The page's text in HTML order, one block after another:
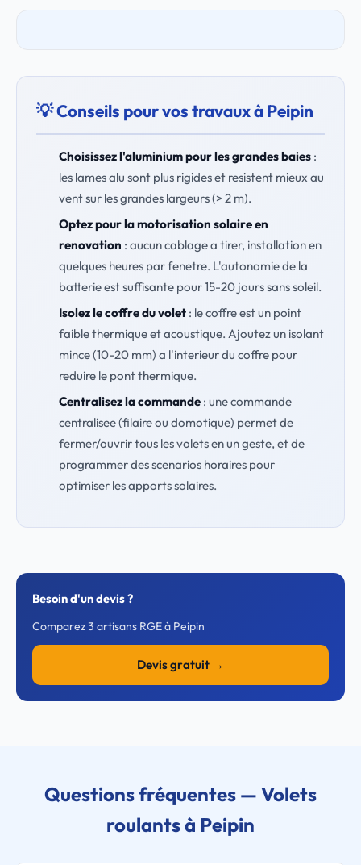
💡 Conseils pour vos travaux à Peipin
Choisissez l'aluminium pour les grandes baies:
les lames alu sont plus rigides et resistent mieux au
vent sur les grandes largeurs (> 2 m).
Optez pour la motorisation solaire en
renovation : aucun cablage a tirer, installation en
quelques heures par fenetre. L'autonomie de la
batterie est suffisante pour 15-20 jours sans soleil.
Isolez le coffre du volet: le coffre est un point
faible thermique et acoustique. Ajoutez un isolant
mince (10-20 mm) a l'interieur du coffre pour
reduire le pont thermique.
Centralisez la commande: une commande
centralisee (filaire ou domotique) permet de
fermer/ouvrir tous les volets en un geste, et de
programmer des scenarios horaires pour
optimiser les apports solaires.
Besoin d'un devis ?
Comparez 3 artisans RGE à Peipin
Devis gratuit →
Questions fréquentes — Volets
roulants à Peipin